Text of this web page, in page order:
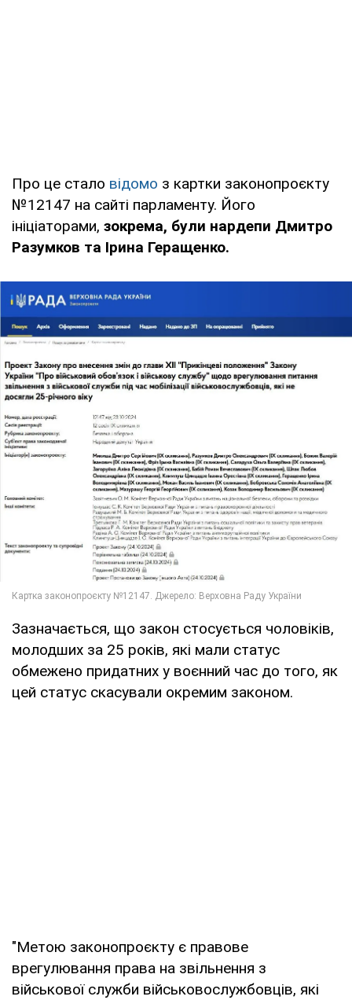
Про це стало відомо з картки законопроєкту
№12147 на сайті парламенту. Його
ініціаторами, зокрема, були нардепи Дмитро
Разумков та Ірина Геращенко.
Зазначається, що закон стосується чоловіків,
молодших за 25 років, які мали статус
обмежено придатних у воєнний час до того, як
цей статус скасували окремим законом.
"Метою законопроєкту є правове
врегулювання права на звільнення з
військової служби військовослужбовців, які